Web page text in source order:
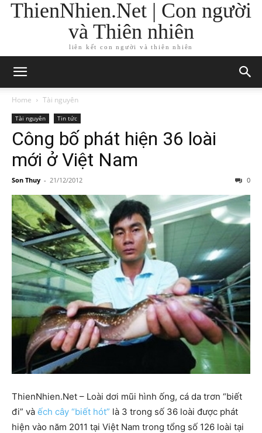
ThienNhien.Net | Con người
và Thiên nhiên
liên kết con người và thiên nhiên
Home Tài nguyên
Tài nguyên Tin tức
Công bố phát hiện 36 loài
mới ở Việt Nam
Son Thuy - 21/12/2012 0
ThienNhien.Net – Loài dơi mũi hình ống, cá da trơn “biết
đi” và ếch cây “biết hót” là 3 trong số 36 loài được phát
hiện vào năm 2011 tại Việt Nam trong tổng số 126 loài tại